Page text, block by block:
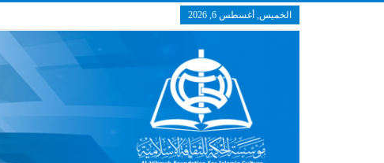
الخميس, أغسطس 6, 2026